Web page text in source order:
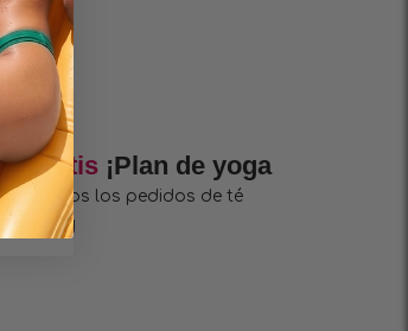
+ Gratis ¡Plan de yoga
con todos los pedidos de té
Wellness!